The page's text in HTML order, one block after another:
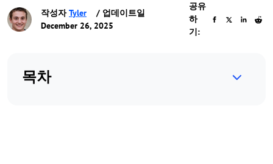
작성자Tyler
/ 업데이트일
December 26, 2025
공유
하
기:
목차